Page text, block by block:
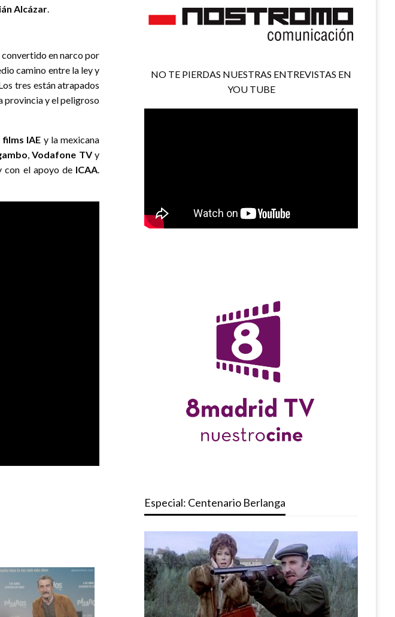
Alcázar.
convertido en narco por
camino entre la ley y
tres están atrapados
provincia y el peligroso
IAE y la mexicana
,Vodafone TVy
con el apoyo de ICAA.
NO TE PIERDAS NUESTRAS ENTREVISTAS EN
YOU TUBE
Especial: Centenario Berlanga